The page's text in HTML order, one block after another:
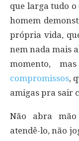
que larga tudo
homem
própria vida,
nem nada mais
momento,
compromissos,
amigas pra sair
Não abra mão
atendê-lo, não